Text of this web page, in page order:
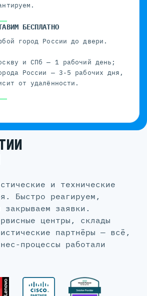
БЕСПЛАТНО
город России до двери.
и СПб — 1 рабочий день;
России — 3-5 рабочих дня,
от удалённости.
и технические
Быстро реагируем,
закрываем заявки.
центры, склады
партнёры — всё,
процессы работали